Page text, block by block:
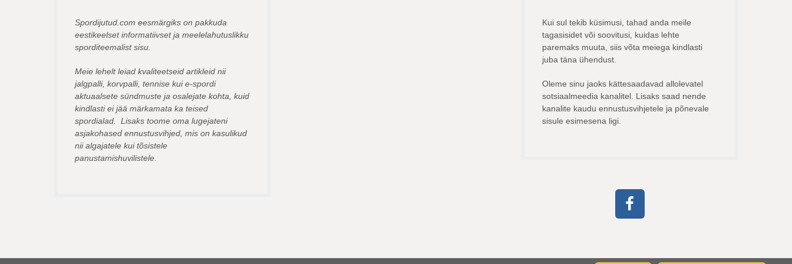
Spordijutud.com eesmärgiks on pakkuda
eestikeelset informatiivset ja meelelahutuslikku
sporditeemalist sisu.
Meie lehelt leiad kvaliteetseid artikleid nii
jalgpalli, korvpalli, tennise kui e-spordi
aktuaalsete sündmuste ja osalejate kohta, kuid
kindlasti ei jää märkamata ka teised
spordialad. Lisaks toome oma lugejateni
asjakohased ennustusvihjed, mis on kasulikud
nii algajatele kui tõsistele
panustamishuvilistele.
Kui sul tekib küsimusi, tahad anda meile
tagasisidet või soovitusi, kuidas lehte
paremaks muuta, siis võta meiega kindlasti
juba täna ühendust.
Oleme sinu jaoks kättesaadavad allolevatel
sotsiaalmeedia kanalitel. Lisaks saad nende
kanalite kaudu ennustusvihjetele ja põnevale
sisule esimesena ligi.